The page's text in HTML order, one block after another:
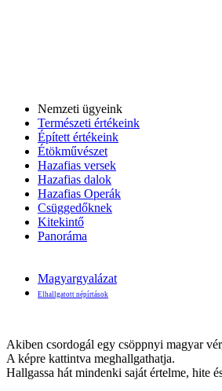
Nemzeti ügyeink
Természeti értékeink
Épített értékeink
Étökművészet
Hazafias versek
Hazafias dalok
Hazafias Operák
Csüggedőknek
Kitekintő
Panoráma
Magyargyalázat
Elhallgatott népírtások
Akiben csordogál egy csöppnyi magyar
A képre kattintva meghallgathatja.
Hallgassa hát mindenki saját értelme, hite